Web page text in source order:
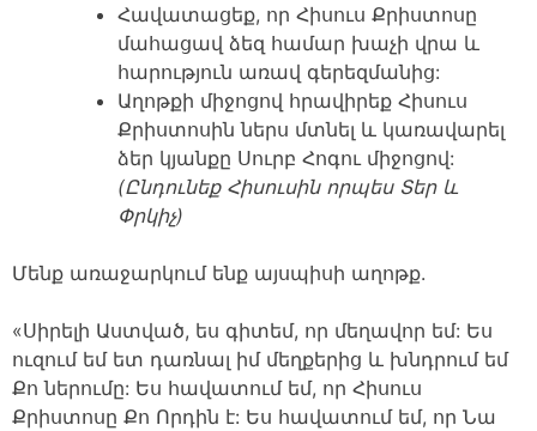
Հավատացեք, որ Հիսուս Քրիստոսը
մահացավ ձեզ համար խաչի վրա և
հարություն առավ գերեզմանից:
Աղոթքի միջոցով հրավիրեք Հիսուս
Քրիստոսին ներս մտնել և կառավարել
ձեր կյանքը Սուրբ Հոգու միջոցով:
(Ընդունեք Հիսուսին որպես Տեր և
Փրկիչ)
Մենք առաջարկում ենք այսպիսի աղոթք.
«Սիրելի Աստված, ես գիտեմ, որ մեղավոր եմ: Ես
ուզում եմ ետ դառնալ իմ մեղքերից և խնդրում եմ
Քո ներումը: Ես հավատում եմ, որ Հիսուս
Քրիստոսը Քո Որդին է: Ես հավատում եմ, որ Նա